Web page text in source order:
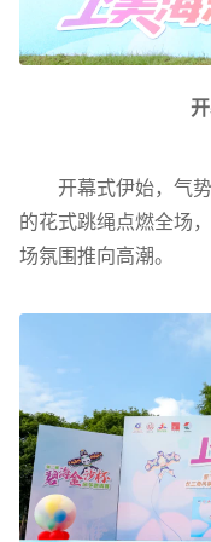
开幕式伊始，气
的花式跳绳点燃全场
场氛围推向高潮。